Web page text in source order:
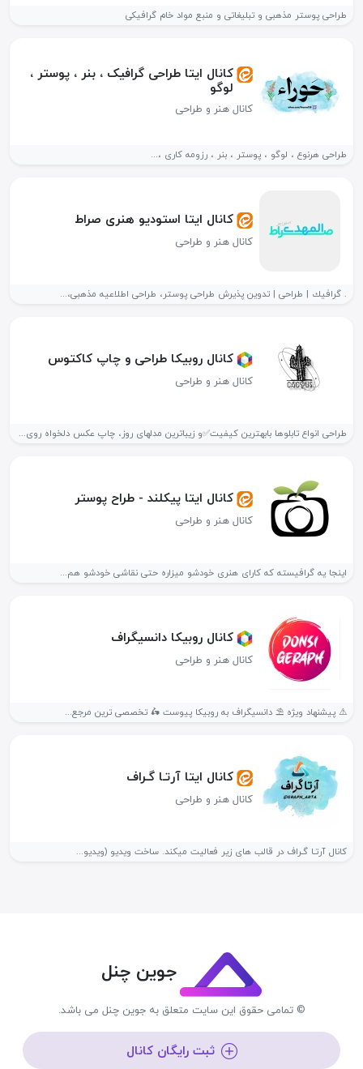
طراحی پوستر مذهبی و تبلیغاتی و منبع مواد خام گرافیکی
کانال ایتا طراحی گرافیک ، بنر ، پوستر ،
لوگو
کانال هنر و طراحی
طراحی هرنوع ، لوگو ، پوستر ، بنر ، رزومه کاری ،...
کانال ایتا استودیو هنری صراط
کانال هنر و طراحی
. گرافیك | طراحی | تدوین پذیرش طراحی پوستر، طراحی اطلاعیه مذهبی،...
کانال روبیکا طراحی و چاپ کاکتوس
کانال هنر و طراحی
طراحی انواع تابلوها بابهترین کیفیت✅و زیباترین مدلهای روز، چاپ عکس دلخواه روی...
کانال ایتا پیکلند - طراح پوستر
کانال هنر و طراحی
اینجا یه گرافیسته که کارای هنری خودشو میزاره حتی نقاشی خودشو هم...
کانال روبیکا دانسیگراف
کانال هنر و طراحی
⚠️ پیشنهاد ویژه ⛱ دانسیگراف به روبیکا پیوست 🛵 تخصصی ترین مرجع...
کانال ایتا آرتـا گـراف
کانال هنر و طراحی
کانال آرتـا گـراف در قالب های زیر فعالیت میکند. ساخت ویدیو (ویدیو...
جوین چنل
© تمامی حقوق این سایت متعلق به جوین چنل می باشد.
ثبت رایگان کانال